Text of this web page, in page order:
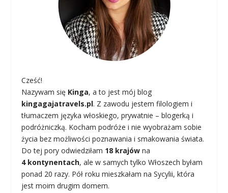
Cześć!
Nazywam się Kinga, a to jest mój blog
kingagajatravels.pl. Z zawodu jestem filologiem i
tłumaczem języka włoskiego, prywatnie – blogerką i
podróżniczką. Kocham podróże i nie wyobrażam sobie
życia bez możliwości poznawania i smakowania świata.
Do tej pory odwiedziłam 18 krajów na
4 kontynentach, ale w samych tylko Włoszech byłam
ponad 20 razy. Pół roku mieszkałam na Sycylii, która
jest moim drugim domem.